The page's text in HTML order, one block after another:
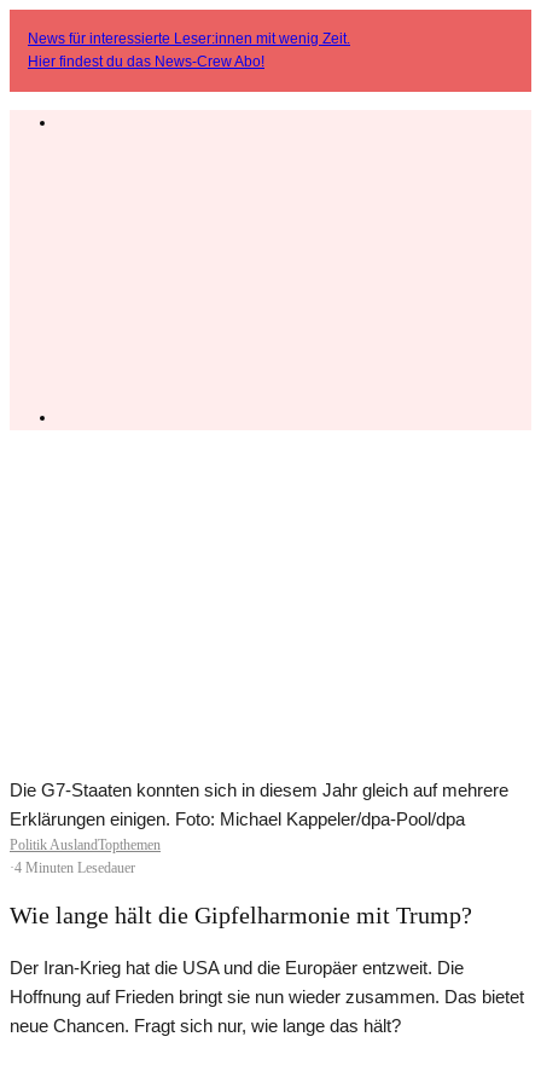
News für interessierte Leser:innen mit wenig Zeit.
Hier findest du das News-Crew Abo!
Die G7-Staaten konnten sich in diesem Jahr gleich auf mehrere
Erklärungen einigen. Foto: Michael Kappeler/dpa-Pool/dpa
Politik AuslandTopthemen
·4 Minuten Lesedauer
Wie lange hält die Gipfelharmonie mit Trump?
Der Iran-Krieg hat die USA und die Europäer entzweit. Die
Hoffnung auf Frieden bringt sie nun wieder zusammen. Das bietet
neue Chancen. Fragt sich nur, wie lange das hält?